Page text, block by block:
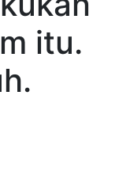
itu.